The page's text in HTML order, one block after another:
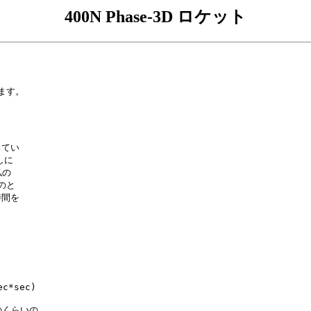
400N Phase-3D ロケット
。
い
に
の
と
を